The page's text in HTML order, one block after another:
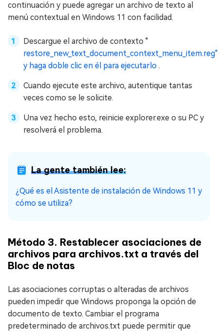
continuación y puede agregar un archivo de texto al
menú contextual en Windows 11 con facilidad.
Descargue el archivo de contexto "
restore_new_text_document_context_menu_item.reg"
y haga doble clic en él para ejecutarlo .
Cuando ejecute este archivo, autentique tantas
veces como se le solicite.
Una vez hecho esto, reinicie explorer.exe o su PC y
resolverá el problema.
La gente también lee:
¿Qué es el Asistente de instalación de Windows 11 y
cómo se utiliza?
Método 3. Restablecer asociaciones de
archivos para archivos.txt a través del
Bloc de notas
Las asociaciones corruptas o alteradas de archivos
pueden impedir que Windows proponga la opción de
documento de texto. Cambiar el programa
predeterminado de archivos.txt puede permitir que